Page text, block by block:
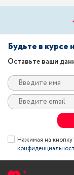
Будьте в курсе
Оставьте ваши
Нажимая на кнопку